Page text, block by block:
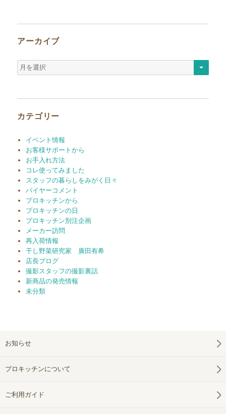
アーカイブ
ア
ー
カテゴリー
イベント情報
お客様サポートから
お手入れ方法
コレ使ってみました
スタッフの暮らしをみがく日々
バイヤーコメント
プロキッチンから
プロキッチンの日
プロキッチン別注企画
メーカー訪問
再入荷情報
干し野菜研究家 廣田有希
店長ブログ
撮影スタッフの撮影裏話
新商品の発売情報
未分類
お知らせ
プロキッチンについて
ご利用ガイド